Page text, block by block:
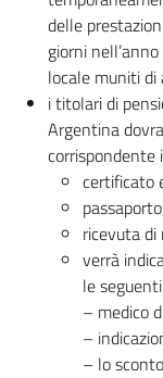
delle
giorni
locale muniti di
i titolari di
Argentina
corrispondente
certificato
ricevuta di
verrà
le
– medico
–
– lo